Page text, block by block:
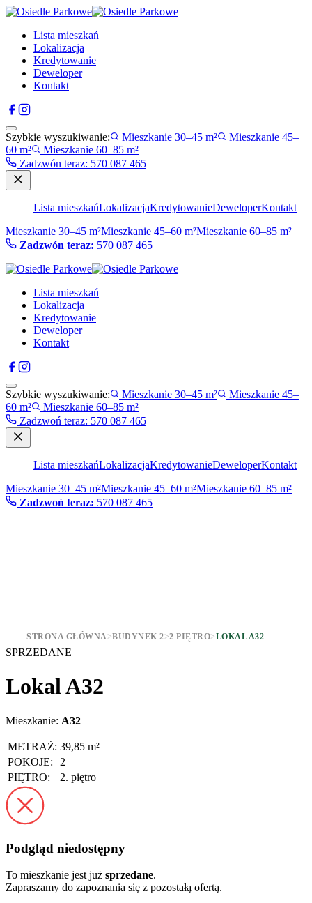
Lista mieszkań
Lokalizacja
Kredytowanie
Deweloper
Kontakt
Szybkie wyszukiwanie: Mieszkanie 30–45 m²
Mieszkanie 45–
60 m²
Mieszkanie 60–85 m²
Zadzwón teraz: 570 087 465
Lista mieszkańLokalizacjaKredytowanieDeweloperKontakt
Mieszkanie 30–45 m²Mieszkanie 45–60 m²Mieszkanie 60–85 m²
Zadzwón teraz: 570 087 465
Lista mieszkań
Lokalizacja
Kredytowanie
Deweloper
Kontakt
Szybkie wyszukiwanie: Mieszkanie 30–45 m²
Mieszkanie 45–
60 m²
Mieszkanie 60–85 m²
Zadzwoń teraz: 570 087 465
Lista mieszkańLokalizacjaKredytowanieDeweloperKontakt
Mieszkanie 30–45 m²Mieszkanie 45–60 m²Mieszkanie 60–85 m²
Zadzwoń teraz: 570 087 465
STRONA GŁÓWNA>BUDYNEK 2>2 PIĘTRO>LOKAL A32
SPRZEDANE
Lokal A32
Mieszkanie: A32
METRAŻ: 39,85 m²
POKOJE:
2
PIĘTRO:
2. piętro
Podgląd niedostępny
To mieszkanie jest już sprzedane.
Zapraszamy do zapoznania się z pozostałą ofertą.